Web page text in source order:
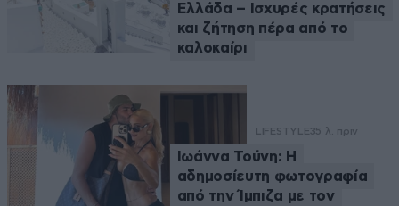
Ελλάδα – Ισχυρές κρατήσεις
και ζήτηση πέρα από το
καλοκαίρι
LIFESTYLE35 λ. πριν
Ιωάννα Τούνη: Η
αδημοσίευτη φωτογραφία
από την Ίμπιζα με τον